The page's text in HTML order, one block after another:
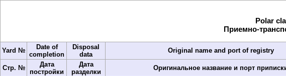
Polar
Приемно-
Yard №
Date of
completion
Disposal
data
Original name and port of registry
Стр. №
Дата
постройки
Дата
разделки
Оригинальное название и порт